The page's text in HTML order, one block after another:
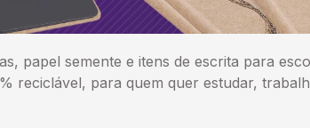
papel semente e itens de escrita para
reciclável, para quem quer estudar,